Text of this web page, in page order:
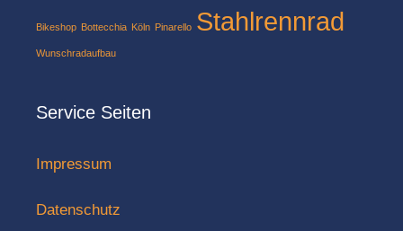
Bikeshop Bottecchia Köln Pinarello Stahlrennrad
Wunschradaufbau
Service Seiten
Impressum
Datenschutz